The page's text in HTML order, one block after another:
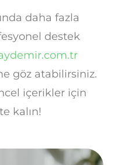
daha fazla
destek
göz atabilirsiniz.
içerikler için
kalın!